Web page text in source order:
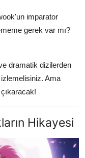
imparator
gerek var mı?
dramatik dizilerden
Ama
Hikayesi